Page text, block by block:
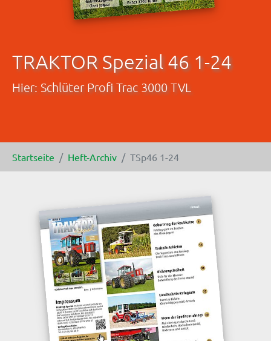
TRAKTOR Spezial 46 1-24
Hier: Schlüter Profi Trac 3000 TVL
Startseite Heft-Archiv TSp46 1-24